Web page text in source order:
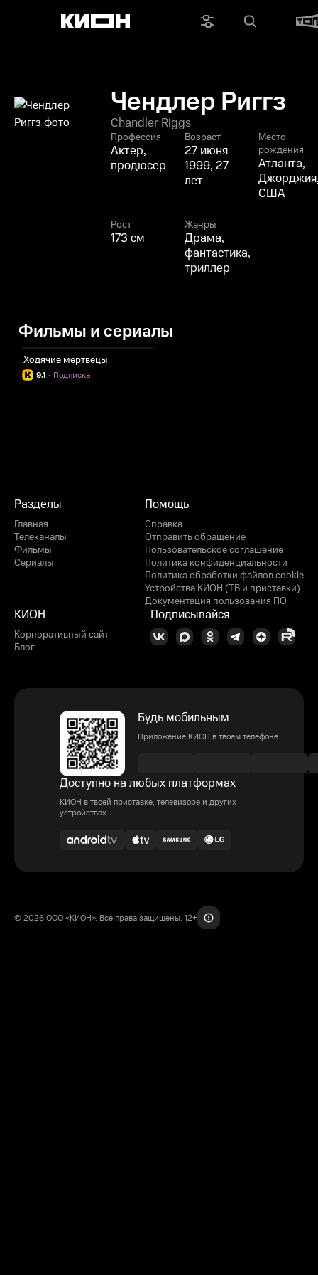
Чендлер Риггз
Chandler Riggs
Профессия
Актер,
продюсер
Возраст
27 июня
1999, 27
лет
Место
рождения
Атланта,
США
Рост
173 см
Жанры
Драма,
фантастика,
триллер
Фильмы и сериалы
Ходячие мертвецы
9.1 Подписка
·
Разделы
Главная
Телеканалы
Фильмы
Сериалы
Помощь
Справка
Отправить обращение
Пользовательское соглашение
Политика конфиденциальности
Политика обработки файлов cookie
Устройства КИОН (ТВ и приставки)
Документация пользования ПО
КИОН
Корпоративный сайт
Блог
Подписывайся
Будь мобильным
Приложение КИОН в твоем телефоне
Доступно на любых платформах
КИОН в твоей приставке, телевизоре и других
устройствах
© 2026 ООО «КИОН». Все права защищены. 12+